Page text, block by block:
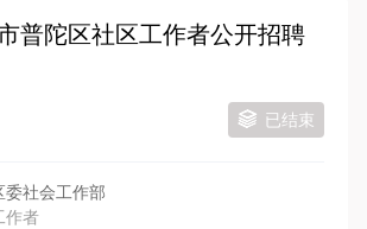
普陀区社区工作者公开招聘
已结束
委社会工作部
作者